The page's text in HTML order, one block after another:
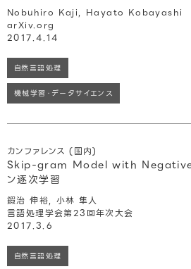
Nobuhiro Kaji, Hayato Kobayashi
arXiv.org
2017.4.14
自然言語処理
機械学習・データサイエンス
カンファレンス (国内)
Skip-gram Model with Negative
ン逐次学習
鍜治 伸裕, 小林 隼人
言語処理学会第23回年次大会
2017.3.6
自然言語処理